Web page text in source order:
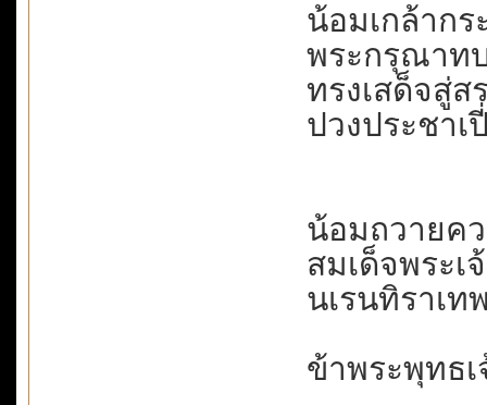
น้อมเกล้าก
พระกรุณาท
ทรงเสด็จสู่ส
ปวงประชา
น้อมถวายค
สมเด็จพระเ
นเรนทิราเ
ข้าพระพุทธ